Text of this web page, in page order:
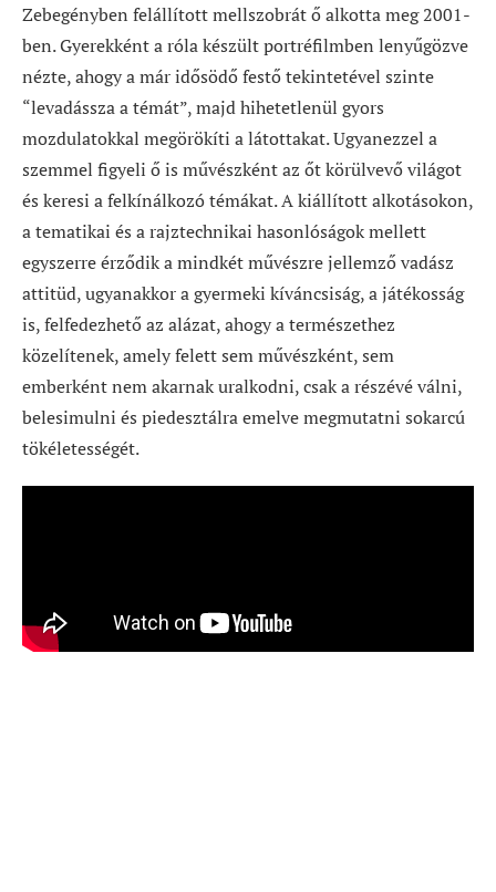
Zebegényben felállított mellszobrát ő alkotta meg 2001-
ben. Gyerekként a róla készült portréfilmben lenyűgözve
nézte, ahogy a már idősödő festő tekintetével szinte
“levadássza a témát”, majd hihetetlenül gyors
mozdulatokkal megörökíti a látottakat. Ugyanezzel a
szemmel figyeli ő is művészként az őt körülvevő világot
és keresi a felkínálkozó témákat. A kiállított alkotásokon,
a tematikai és a rajztechnikai hasonlóságok mellett
egyszerre érződik a mindkét művészre jellemző vadász
attitüd, ugyanakkor a gyermeki kíváncsiság, a játékosság
is, felfedezhető az alázat, ahogy a természethez
közelítenek, amely felett sem művészként, sem
emberként nem akarnak uralkodni, csak a részévé válni,
belesimulni és piedesztálra emelve megmutatni sokarcú
tökéletességét.